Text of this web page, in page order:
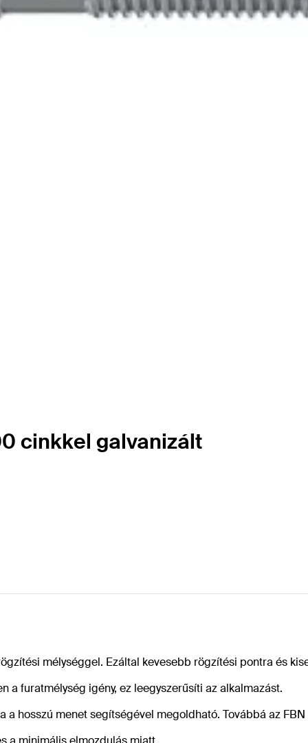
cinkkel galvanizált
mélységgel. Ezáltal kevesebb rögzítési pontra és
a furatmélység igény, ez leegyszerűsíti az alkalmazást.
hosszú menet segítségével megoldható. Továbbá az